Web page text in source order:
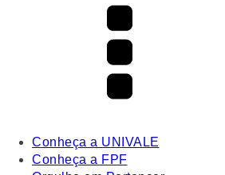
Conheça a UNIVALE
Conheça a FPF